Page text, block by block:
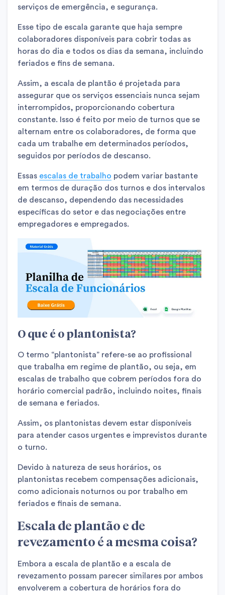
serviços de emergência, e segurança.
Esse tipo de escala garante que haja sempre
colaboradores disponíveis para cobrir todas as
horas do dia e todos os dias da semana, incluindo
feriados e fins de semana.
Assim, a escala de plantão é projetada para
assegurar que os serviços essenciais nunca sejam
interrompidos, proporcionando cobertura
constante. Isso é feito por meio de turnos que se
alternam entre os colaboradores, de forma que
cada um trabalhe em determinados períodos,
seguidos por períodos de descanso.
Essas escalas de trabalho podem variar bastante
em termos de duração dos turnos e dos intervalos
de descanso, dependendo das necessidades
específicas do setor e das negociações entre
empregadores e empregados.
O que é o plantonista?
O termo “plantonista” refere-se ao profissional
que trabalha em regime de plantão, ou seja, em
escalas de trabalho que cobrem períodos fora do
horário comercial padrão, incluindo noites, finais
de semana e feriados.
Assim, os plantonistas devem estar disponíveis
para atender casos urgentes e imprevistos durante
o turno.
Devido à natureza de seus horários, os
plantonistas recebem compensações adicionais,
como adicionais noturnos ou por trabalho em
feriados e finais de semana.
Escala de plantão e de
revezamento é a mesma coisa?
Embora a escala de plantão e a escala de
revezamento possam parecer similares por ambos
envolverem a cobertura de horários fora do